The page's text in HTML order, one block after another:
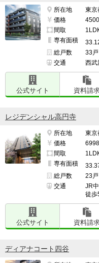
所在地
東京
価格
間取
専有面積
総戸数
33戸
交通
西武
公式サイト 資料請
レジデンシャル高円寺
所在地
東京
価格
間取
専有面積
総戸数
23戸
交通
JR
徒歩
公式サイト 資料請
ディアナコート四谷